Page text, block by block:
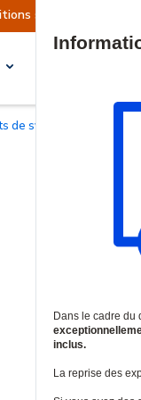
suspendues
de système d'interphonie